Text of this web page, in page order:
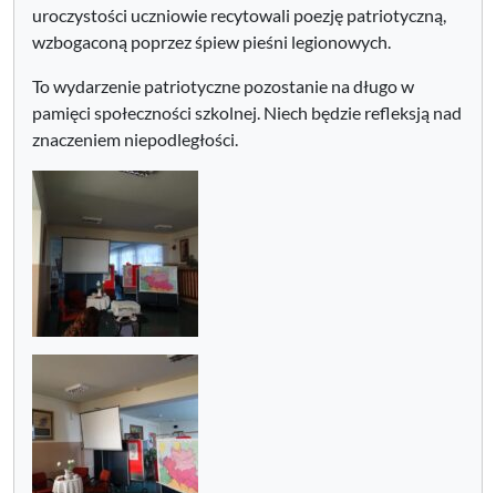
uroczystości uczniowie recytowali poezję patriotyczną,
wzbogaconą poprzez śpiew pieśni legionowych.
To wydarzenie patriotyczne pozostanie na długo w
pamięci społeczności szkolnej. Niech będzie refleksją nad
znaczeniem niepodległości.